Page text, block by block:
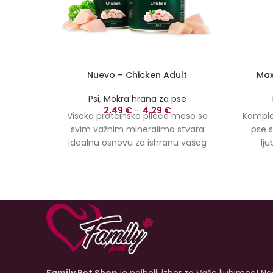
Nuevo – Chicken Adult
Psi, Mokra hrana za pse
2,49 €– 4,29 €
Visoko proteinsko pileće meso sa
svim važnim mineralima stvara
idealnu osnovu za ishranu vašeg
karnivorskim karakteristikama psa.
pse